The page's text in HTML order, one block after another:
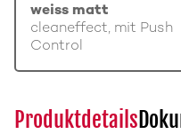
weiss matt
cleaneffect, mit Push
Control
Produktdetails